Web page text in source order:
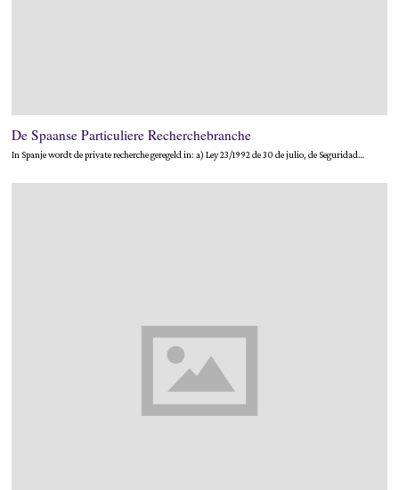
De Spaanse Particuliere Recherchebranche
In Spanje wordt de private recherche geregeld in: a) Ley 23/1992 de 30 de julio, de Seguridad…